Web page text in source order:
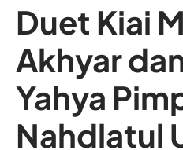
Duet Kiai
Akhyar
Yahya
Nahdlatul